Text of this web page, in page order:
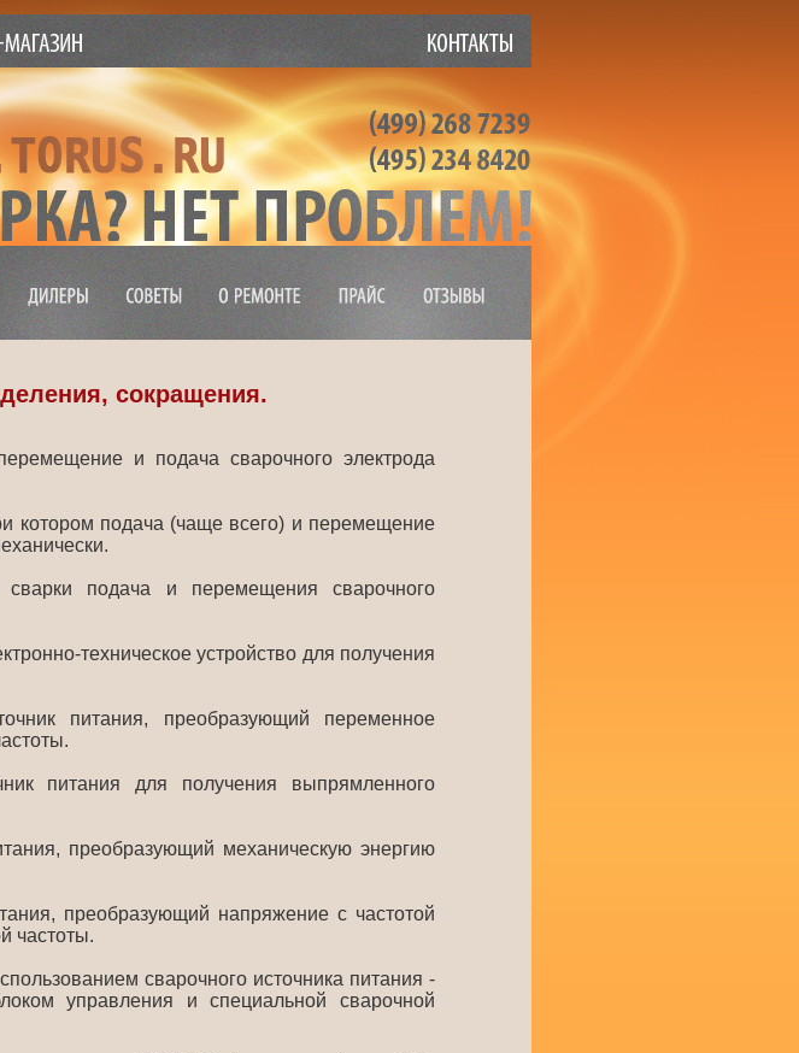
сокращения.
и подача сварочного электрода
котором подача (чаще всего) и перемещение
подача и перемещения сварочного
техническое устройство для получения
питания, преобразующий переменное
питания для получения выпрямленного
преобразующий механическую энергию
преобразующий напряжение с частотой
частоты.
сварочного источника питания -
управления и специальной сварочной